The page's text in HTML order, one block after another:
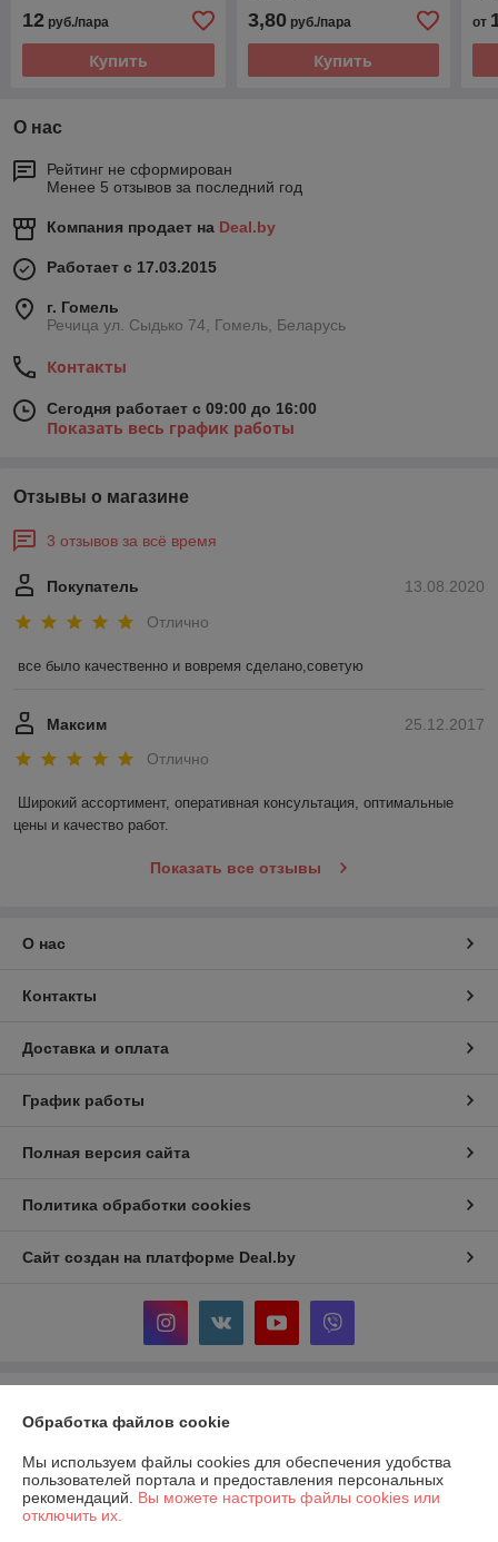
12 руб./пара
Купить
3,80руб./пара
Купить
от
О нас
Рейтинг не сформирован
Менее 5 отзывов за последний год
Компания продает на Deal.by
Работает с 17.03.2015
г. Гомель
Речица ул. Сыдько 74, Гомель, Беларусь
Контакты
Сегодня работает с 09:00 до 16:00
Показать весь график работы
Отзывы о магазине
3 отзывов за всё время
13.08.2020
Покупатель
Отлично
все было качественно и вовремя сделано,советую
25.12.2017
Максим
Отлично
Широкий ассортимент, оперативная консультация, оптимальные
цены и качество работ.
Показать все отзывы
О нас
Контакты
Доставка и оплата
График работы
Полная версия сайта
Политика обработки cookies
Сайт создан на платформе Deal.by
Владимирович
247500 Гомельская обл. г. Речица пер.Грибной д.2
Регистрационный номер ЕГР: 490612083
Обработка файлов cookie
Мы используем файлы cookies для обеспечения удобства
пользователей портала и предоставления персональных
рекомендаций. Вы можете настроить файлы cookies или
отключить их.